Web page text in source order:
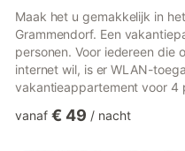
Maak het u gemakkelijk in
Grammendorf. Een
personen. Voor iedereen die
internet wil, is er WLAN-
vakantieappartement voor 4
woonkamer met open
vanaf € 49 / nacht